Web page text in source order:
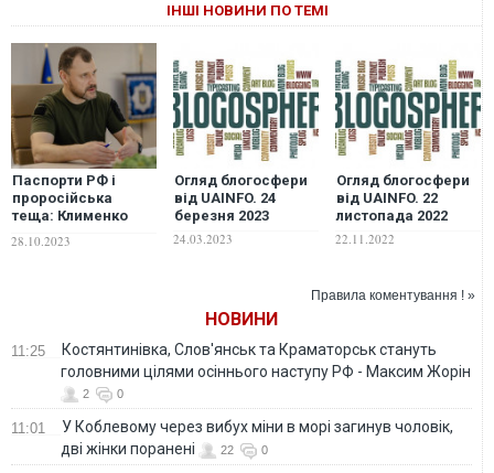
ІНШІ НОВИНИ ПО ТЕМІ
Паспорти РФ і
проросійська
теща: Клименко
тимчасово
відсторонив
28.10.2023
Огляд блогосфери
від UAINFO. 24
березня 2023
24.03.2023
Огляд блогосфери
від UAINFO. 22
листопада 2022
22.11.2022
Правила коментування ! »
НОВИНИ
11:25
Костянтинівка, Слов'янськ та Краматорськ стануть
головними цілями осіннього наступу РФ - Максим Жорін
2 0
11:01
У Коблевому через вибух міни в морі загинув чоловік,
дві жінки поранені
22 0